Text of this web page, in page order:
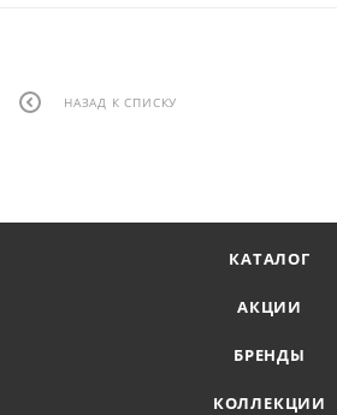
НАЗАД К СПИСКУ
КАТАЛОГ
АКЦИИ
БРЕНДЫ
КОЛЛЕКЦИИ